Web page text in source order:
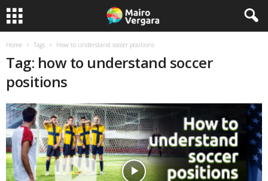
Home Tags How to understand soccer positions
Tag: how to understand soccer
positions